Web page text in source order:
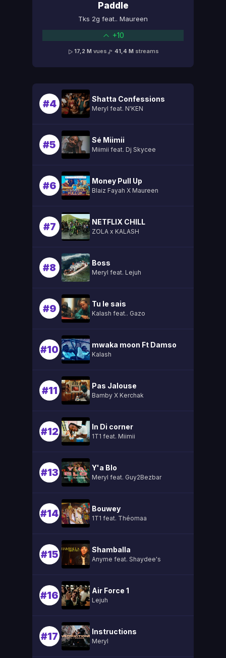
Paddle
Tks 2g feat.. Maureen
+10
17,2 M vues 41,4 M streams
#4 Shatta Confessions
Meryl feat. N'KEN
#5 Sé Miimii
Miimii feat. Dj Skycee
#6 Money Pull Up
Blaiz Fayah X Maureen
#7 NETFLIX CHILL
ZOLA x KALASH
#8 Boss
Meryl feat. Lejuh
#9 Tu le sais
Kalash feat.. Gazo
#10 mwaka moon Ft Damso
Kalash
#11 Pas Jalouse
Bamby X Kerchak
#12 In Di corner
1T1 feat. Miimii
#13 Y'a Blo
Meryl feat. Guy2Bezbar
#14 Bouwey
1T1 feat. Théomaa
#15 Shamballa
Anyme feat. Shaydee's
#16 Air Force 1
Lejuh
#17 Instructions
Meryl